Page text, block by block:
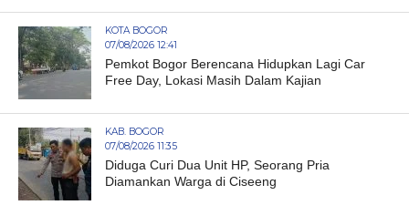
KOTA BOGOR
07/08/2026 12:41
Pemkot Bogor Berencana Hidupkan Lagi Car
Free Day, Lokasi Masih Dalam Kajian
KAB. BOGOR
07/08/2026 11:35
Diduga Curi Dua Unit HP, Seorang Pria
Diamankan Warga di Ciseeng